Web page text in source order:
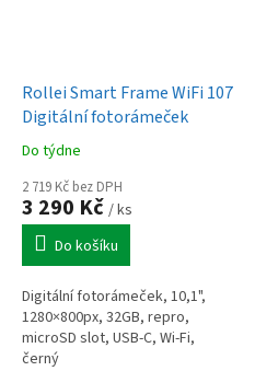
Rollei Smart Frame WiFi 107
Digitální fotorámeček
Do týdne
2 719 Kč bez DPH
3 290 Kč / ks
Do košíku
Digitální fotorámeček, 10,1",
1280×800px, 32GB, repro,
microSD slot, USB-C, Wi-Fi,
černý